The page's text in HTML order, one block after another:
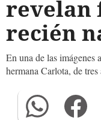
revelan
recién
En una de las imágenes
hermana Carlota, de tres